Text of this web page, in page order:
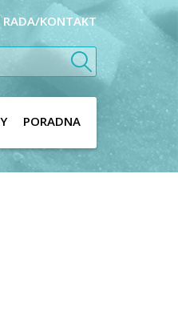
RADA/KONTAKT
PORADNA